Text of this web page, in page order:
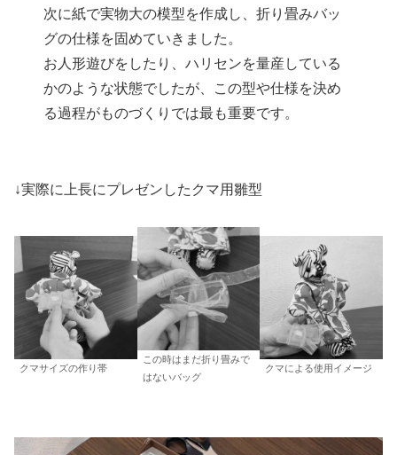
次に紙で実物大の模型を作成し、折り畳みバッ
グの仕様を固めていきました。
お人形遊びをしたり、ハリセンを量産している
かのような状態でしたが、この型や仕様を決め
る過程がものづくりでは最も重要です。
↓実際に上長にプレゼンしたクマ用雛型
クマサイズの作り帯
この時はまだ折り畳みで
はないバッグ
クマによる使用イメージ